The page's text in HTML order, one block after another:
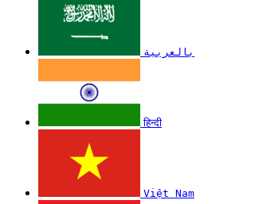
بالعربية
हिन्दी
Việt Nam